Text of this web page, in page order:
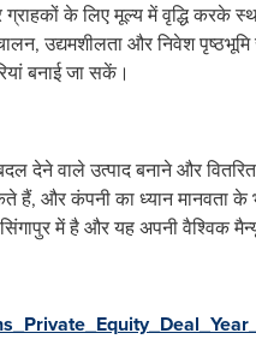
के लिए मूल्य में वृद्धि करके
उद्यमशीलता और निवेश
बनाई जा सकें।
देने वाले उत्पाद बनाने और
हैं, और कंपनी का ध्यान मानवता के
में है और यह अपनी